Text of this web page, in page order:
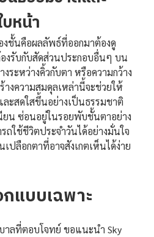
หน้า
งชั้นคือผลลัพธ์ที่ออกมาต้องดู
งรับกับสัดส่วนประกอบอื่นๆ บน
ระหว่างคิ้วกับตา หรือความกว้าง
งความสมดุลเหล่านี้จะช่วยให้
ะสดใสขึ้นอย่างเป็นธรรมชาติ
ยน ซ่อนอยู่ในรอยพับชั้นตาอย่าง
ถใช้ชีวิตประจำวันได้อย่างมั่นใจ
ปลือกตาที่อาจสังเกตเห็นได้ง่าย
แบบเฉพาะ
าลที่ตอบโจทย์ ขอแนะนำ Sky